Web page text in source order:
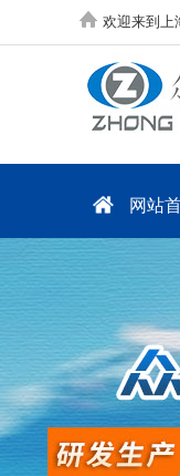
欢迎来到上
网站